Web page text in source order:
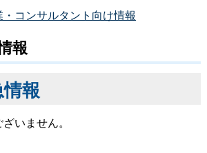
コンサルタント向け情報
報
報
いません。